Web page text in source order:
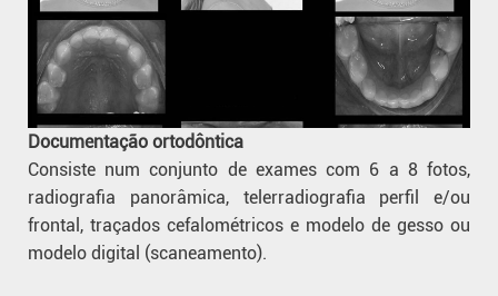
Documentação ortodôntica
Consiste num conjunto de exames com 6 a 8 fotos,
radiografia panorâmica, telerradiografia perfil e/ou
frontal, traçados cefalométricos e modelo de gesso ou
modelo digital (scaneamento).